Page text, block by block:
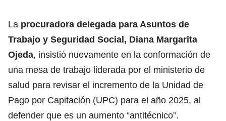
La procuradora delegada para Asuntos de
Trabajo y Seguridad Social, Diana Margarita
Ojeda, insistió nuevamente en la conformación de
una mesa de trabajo liderada por el ministerio de
salud para revisar el incremento de la Unidad de
Pago por Capitación (UPC) para el año 2025, al
defender que es un aumento “antitécnico”.